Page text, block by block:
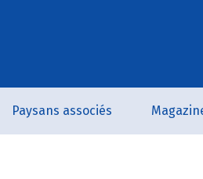
Paysans associés